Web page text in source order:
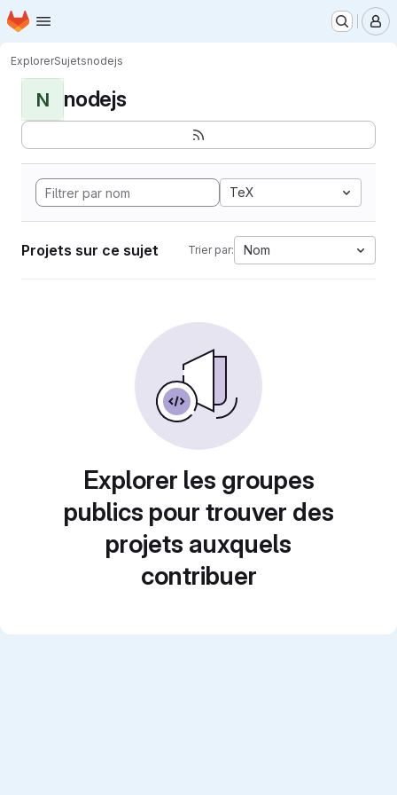
Passer au contenu principal
Page d'accueil
ExplorerSujetsnodejs
N nodejs
TeX
Projets sur ce sujet Trier par: Nom
Explorer les groupes
publics pour trouver des
projets auxquels
contribuer